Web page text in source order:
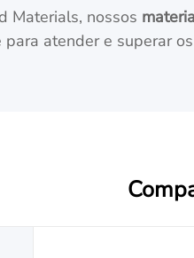
Materials, nossos
atender e superar